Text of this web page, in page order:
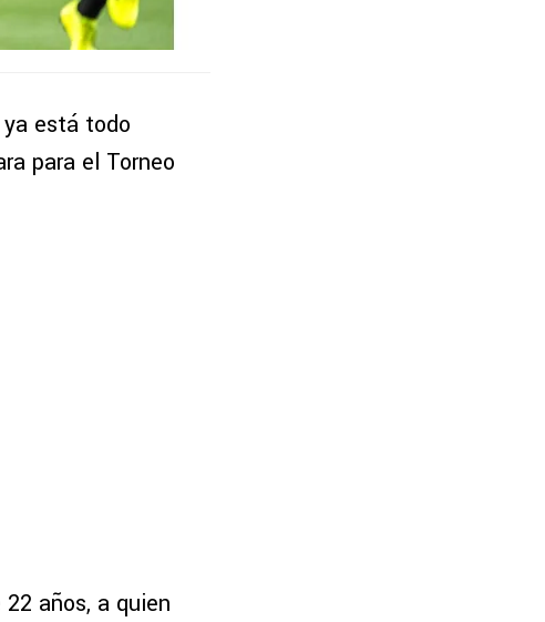
está todo
para el Torneo
años, a quien